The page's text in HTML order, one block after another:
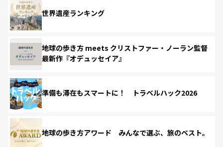
世界遺産ランキング
地球の歩き方 meets クリストファー・ノーラン監督
最新作『オデュッセイア』
準備も滞在もスマートに！ トラベルハック2026
地球の歩き方アワード みんなで選ぶ、旅のベスト。